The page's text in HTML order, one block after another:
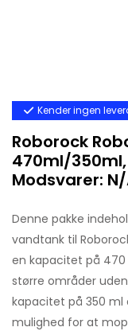
Kender ingen
Roborock
470ml/350ml,
Modsvarer:
Denne pakke
vandtank til
en kapacitet på 470
større områder
kapacitet på 350 ml
mulighed for at